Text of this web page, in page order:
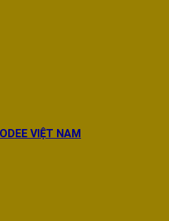
VIỆT NAM